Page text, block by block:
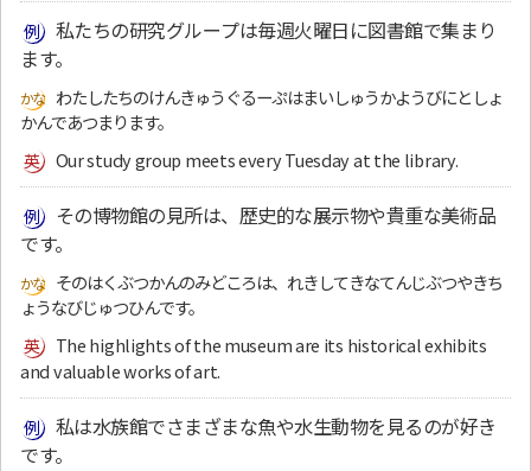
私たちの研究グループは毎週火曜日に図書館で集まり
ます。
わたしたちのけんきゅうぐるーぷはまいしゅうかようびにとしょ
かんであつまります。
Our study group meets every Tuesday at the library.
その博物館の見所は、歴史的な展示物や貴重な美術品
です。
そのはくぶつかんのみどころは、れきしてきなてんじぶつやきち
ょうなびじゅつひんです。
The highlights of the museum are its historical exhibits
and valuable works of art.
私は水族館でさまざまな魚や水生動物を見るのが好き
です。